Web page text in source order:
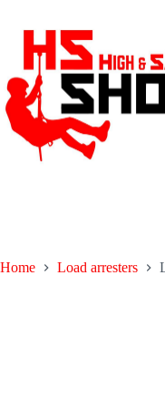
inhoud
Home Load arresters